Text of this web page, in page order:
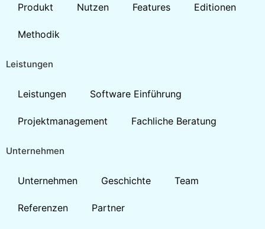
Produkt Nutzen Features Editionen
Methodik
Leistungen
Leistungen Software Einführung
Projektmanagement Fachliche Beratung
Unternehmen
Unternehmen Geschichte Team
Referenzen Partner